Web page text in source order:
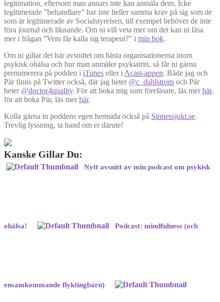
legitimation, eftersom man annars inte kan anmäla dem. Icke
legitimerade ”behandlare” har inte heller samma krav på sig som de
som är legitimerade av Socialstyrelsen, till exempel behöver de inte
föra journal och liknande. Om ni vill veta mer om det kan ni läsa
mer i frågan ”Vem får kalla sig terapeut?” i min bok.
Om ni gillar det här avsnittet om bästa organisationerna inom
psykisk ohälsa och hur man anmäler psykiatrin, så får ni gärna
prenumerera på podden i iTunes eller i Acast-appen. Både jag och
Pär finns på Twitter också, där jag heter @c_dahlstrom och Pär
heter @doctor4quality. För att boka mig som föreläsare, läs merhär,
för att boka Pär, läs merhär.
Kolla gärna in poddens egen hemsida också på Sinnessjukt.se.
Trevlig lyssning, ta hand om er därute!
Kanske Gillar Du:
Nytt avsnitt av min podcast om psykisk
ohälsa! Podcast: mindfulness (och
ensamkommande flyktingbarn)